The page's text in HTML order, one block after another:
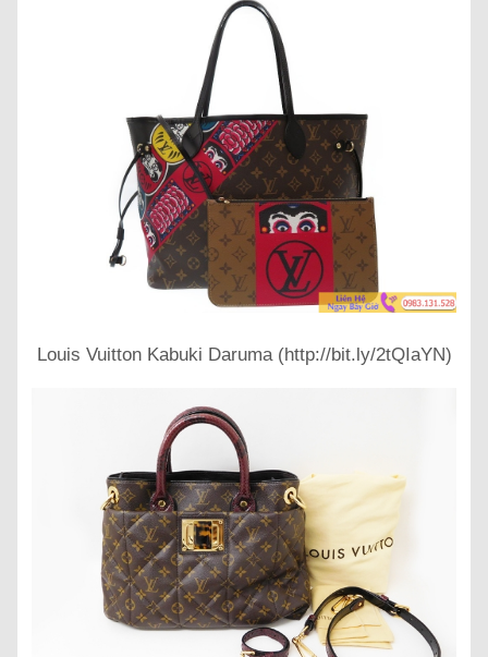
Louis Vuitton Kabuki Daruma (http://bit.ly/2tQIaYN)